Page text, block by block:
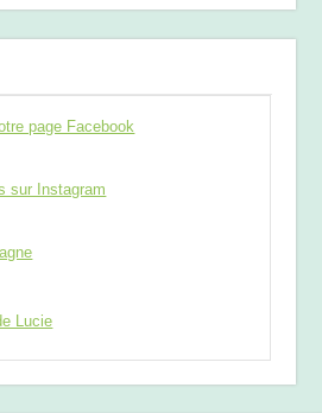
page Facebook
sur Instagram
Lucie